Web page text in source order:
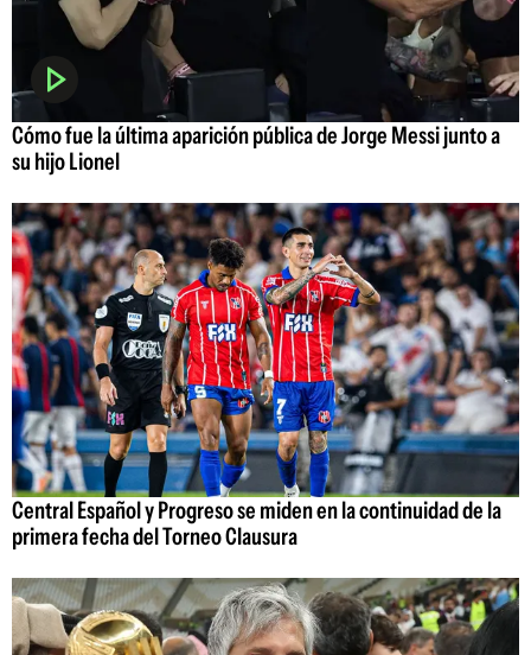
Cómo fue la última aparición pública de Jorge Messi junto a
su hijo Lionel
Central Español y Progreso se miden en la continuidad de la
primera fecha del Torneo Clausura